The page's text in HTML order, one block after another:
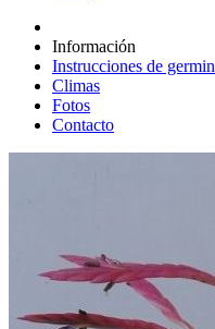
Información
Instrucciones de
Climas
Fotos
Contacto